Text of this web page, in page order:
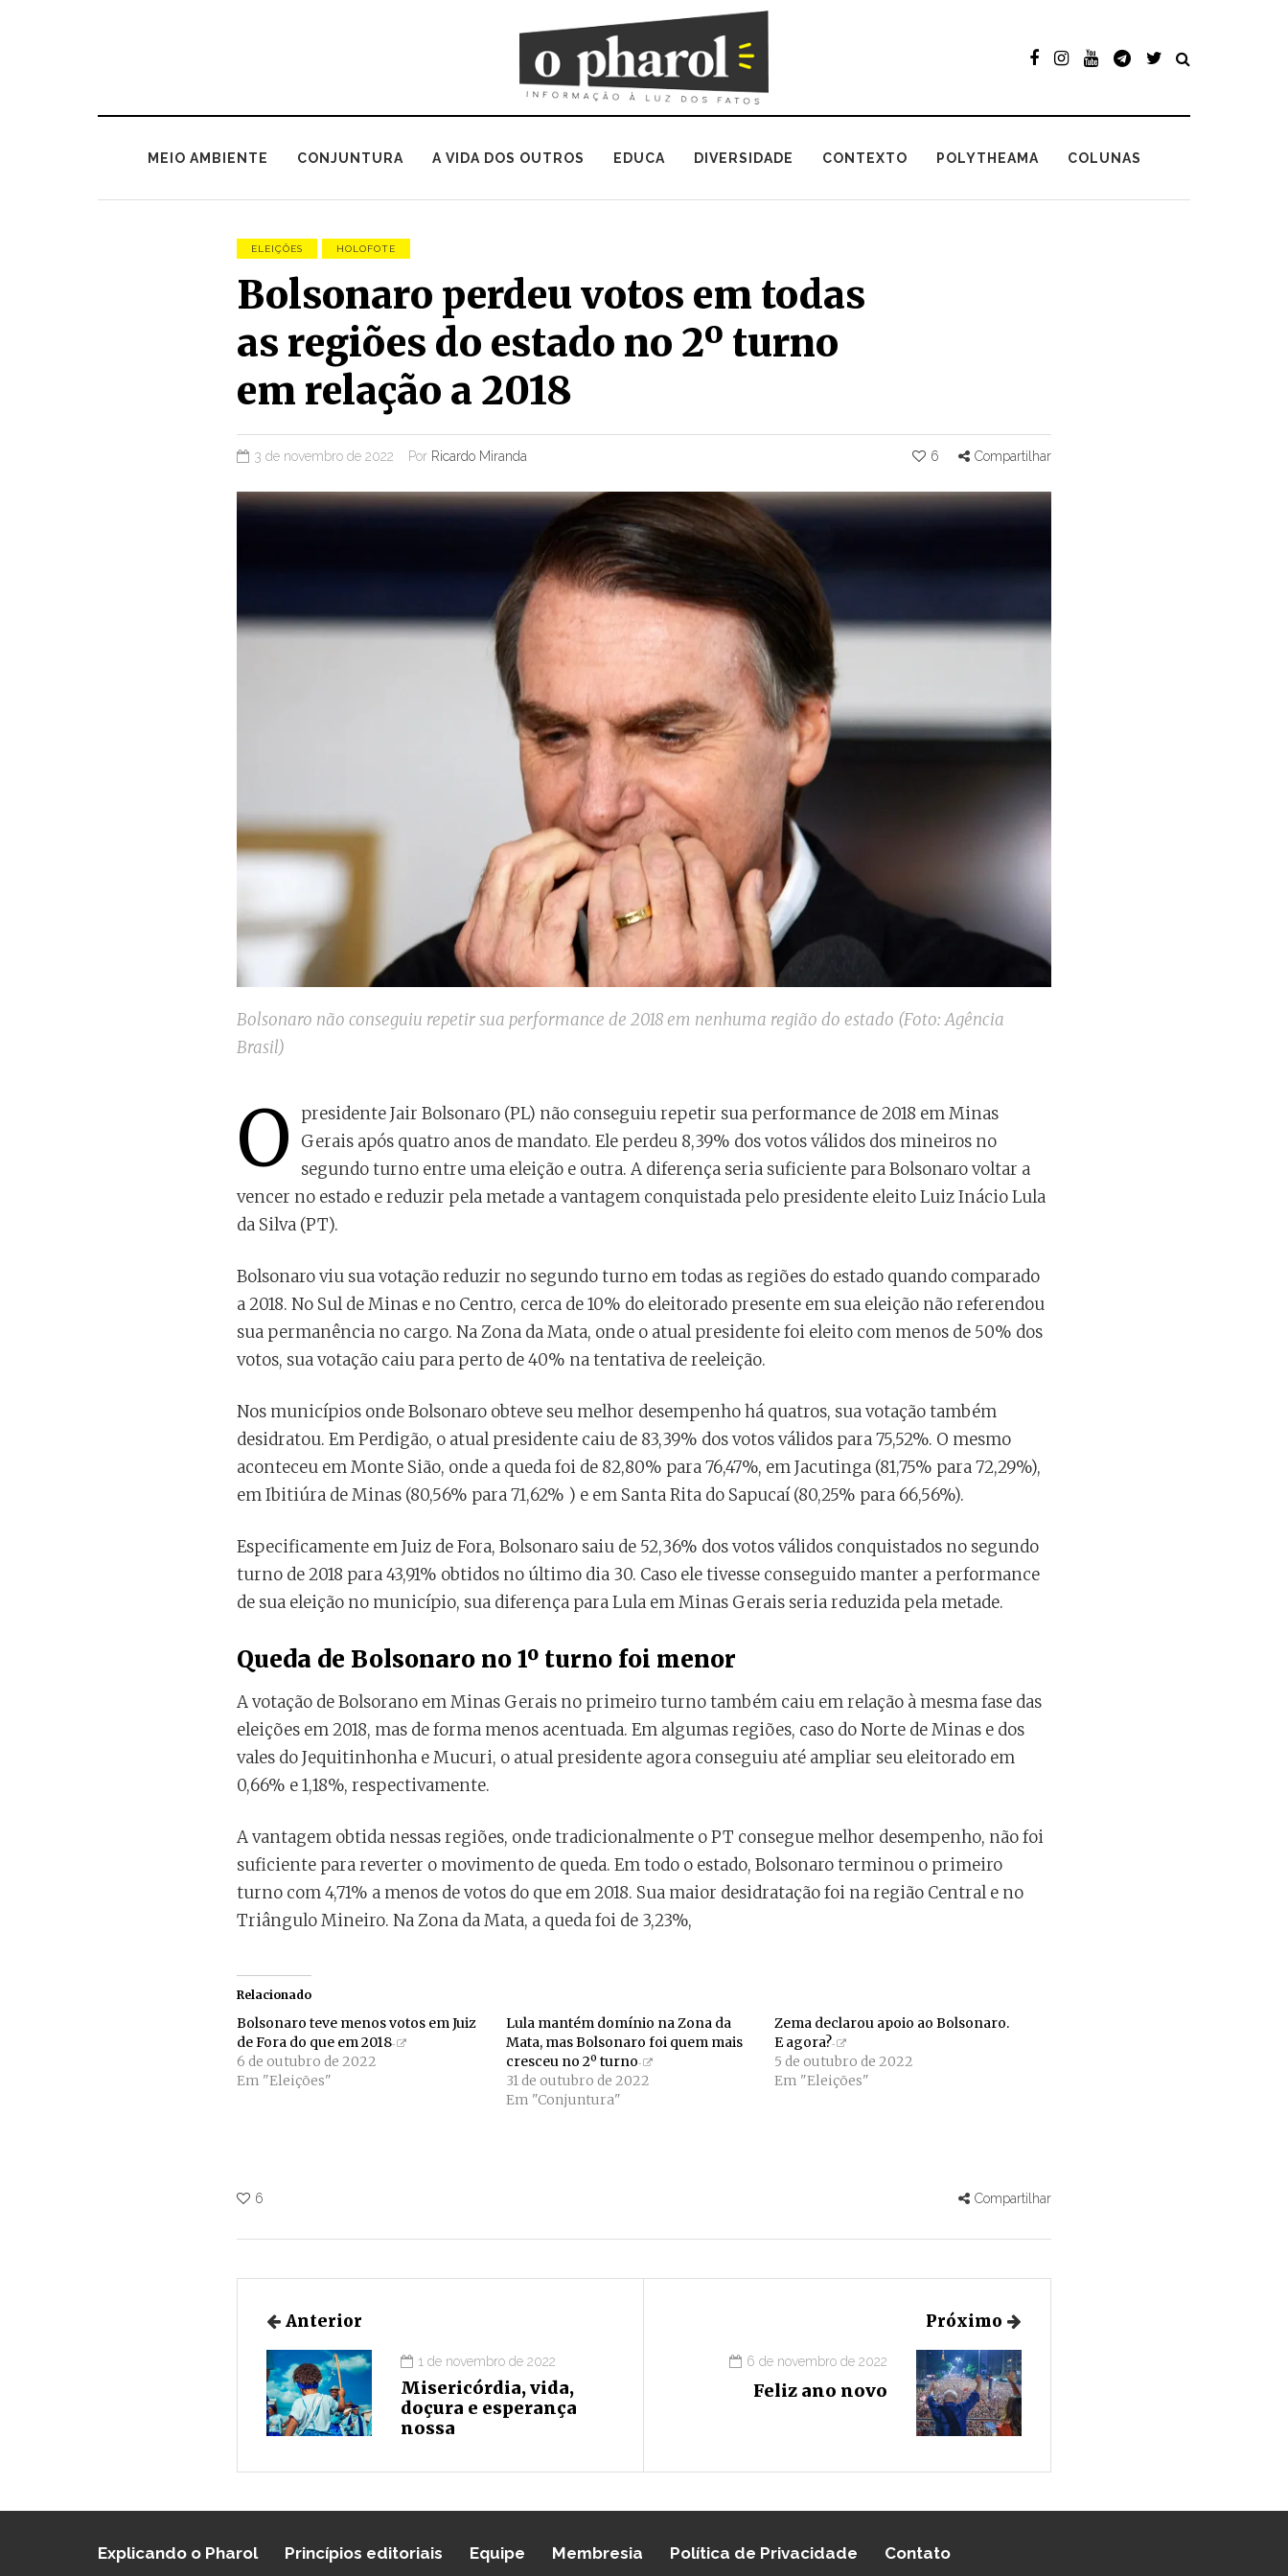
MEIO AMBIENTE CONJUNTURA A VIDA DOS OUTROS EDUCA DIVERSIDADE CONTEXTO POLYTHEAMA COLUNAS
ELEIÇÕES HOLOFOTE
Bolsonaro perdeu votos em todas
as regiões do estado no 2º turno
em relação a 2018
3 de novembro de 2022 Por Ricardo Miranda 6 Compartilhar
Bolsonaro não conseguiu repetir sua performance de 2018 em nenhuma região do estado (Foto: Agência
Brasil)
O
presidente Jair Bolsonaro (PL) não conseguiu repetir sua performance de 2018 em Minas
Gerais após quatro anos de mandato. Ele perdeu 8,39% dos votos válidos dos mineiros no
segundo turno entre uma eleição e outra. A diferença seria suficiente para Bolsonaro voltar a
vencer no estado e reduzir pela metade a vantagem conquistada pelo presidente eleito Luiz Inácio Lula
da Silva (PT).
Bolsonaro viu sua votação reduzir no segundo turno em todas as regiões do estado quando comparado
a 2018. No Sul de Minas e no Centro, cerca de 10% do eleitorado presente em sua eleição não referendou
sua permanência no cargo. Na Zona da Mata, onde o atual presidente foi eleito com menos de 50% dos
votos, sua votação caiu para perto de 40% na tentativa de reeleição.
Nos municípios onde Bolsonaro obteve seu melhor desempenho há quatros, sua votação também
desidratou. Em Perdigão, o atual presidente caiu de 83,39% dos votos válidos para 75,52%. O mesmo
aconteceu em Monte Sião, onde a queda foi de 82,80% para 76,47%, em Jacutinga (81,75% para 72,29%),
em Ibitiúra de Minas (80,56% para 71,62% ) e em Santa Rita do Sapucaí (80,25% para 66,56%).
Especificamente em Juiz de Fora, Bolsonaro saiu de 52,36% dos votos válidos conquistados no segundo
turno de 2018 para 43,91% obtidos no último dia 30. Caso ele tivesse conseguido manter a performance
de sua eleição no município, sua diferença para Lula em Minas Gerais seria reduzida pela metade.
Queda de Bolsonaro no 1º turno foi menor
A votação de Bolsorano em Minas Gerais no primeiro turno também caiu em relação à mesma fase das
eleições em 2018, mas de forma menos acentuada. Em algumas regiões, caso do Norte de Minas e dos
vales do Jequitinhonha e Mucuri, o atual presidente agora conseguiu até ampliar seu eleitorado em
0,66% e 1,18%, respectivamente.
A vantagem obtida nessas regiões, onde tradicionalmente o PT consegue melhor desempenho, não foi
suficiente para reverter o movimento de queda. Em todo o estado, Bolsonaro terminou o primeiro
turno com 4,71% a menos de votos do que em 2018. Sua maior desidratação foi na região Central e no
Triângulo Mineiro. Na Zona da Mata, a queda foi de 3,23%,
Relacionado
Bolsonaro teve menos votos em Juiz
de Fora do que em 2018
6 de outubro de 2022
Em "Eleições"
Lula mantém domínio na Zona da
Mata, mas Bolsonaro foi quem mais
cresceu no 2º turno
31 de outubro de 2022
Em "Conjuntura"
Zema declarou apoio ao Bolsonaro.
E agora?
5 de outubro de 2022
Em "Eleições"
6 Compartilhar
Anterior
1 de novembro de 2022
Misericórdia, vida,
doçura e esperança
nossa
Próximo
6 de novembro de 2022
Feliz ano novo
Explicando o Pharol Princípios editoriais Equipe Membresia Política de Privacidade Contato